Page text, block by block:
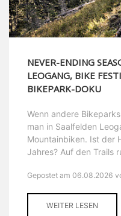
NEVER-ENDING
LEOGANG, BIKE
BIKEPARK-DOKU
Wenn andere
man in Saalfelden
Mountainbiken. Ist der
Jahres? Auf den Trails
Gepostet am 06.08.2026
WEITER LESEN